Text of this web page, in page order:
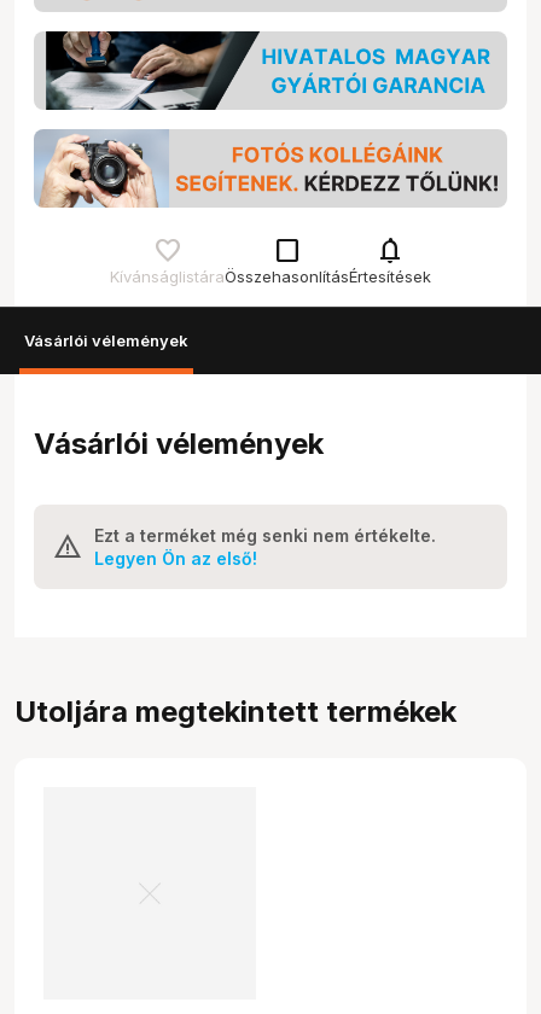
Kívánságlistára
check_box_outline_blank
Összehasonlítás
notifications
Értesítések
Vásárlói vélemények
Vásárlói vélemények
Ezt a terméket még senki nem értékelte.
Legyen Ön az első!
Utoljára megtekintett termékek